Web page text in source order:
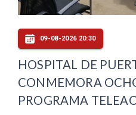
09-08-2026 20:30
HOSPITAL DE
CONMEMORA
PROGRAMA